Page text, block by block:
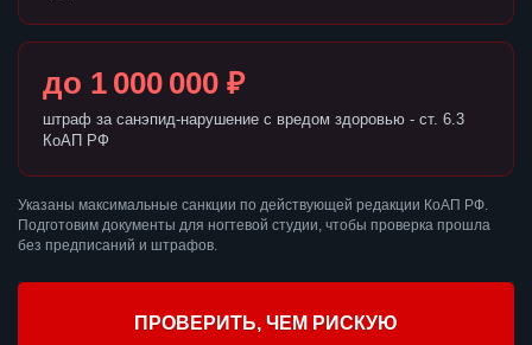
до 1 000 000 ₽
штраф за санэпид-нарушение с вредом здоровью - ст. 6.3
КоАП РФ
Указаны максимальные санкции по действующей редакции КоАП РФ.
Подготовим документы для ногтевой студии, чтобы проверка прошла
без предписаний и штрафов.
ПРОВЕРИТЬ, ЧЕМ РИСКУЮ